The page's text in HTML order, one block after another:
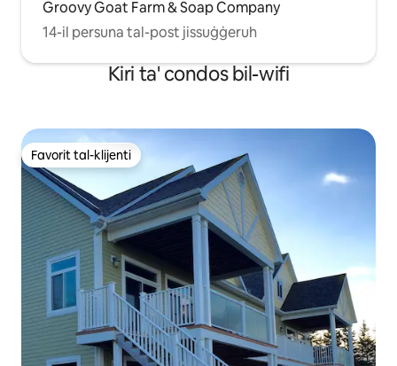
Groovy Goat Farm & Soap Company
14-il persuna tal-post jissuġġeruh
Kiri ta' condos bil-wifi
Favorit tal-klijenti
Favorit tal-klijenti